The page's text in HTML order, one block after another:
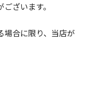
ざいます。
場合に限り、当店が